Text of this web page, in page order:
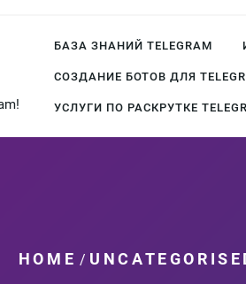
БАЗА ЗНАНИЙ TELEGRAM
СОЗДАНИЕ БОТОВ ДЛЯ
УСЛУГИ ПО РАСКРУТКЕ
HOME /